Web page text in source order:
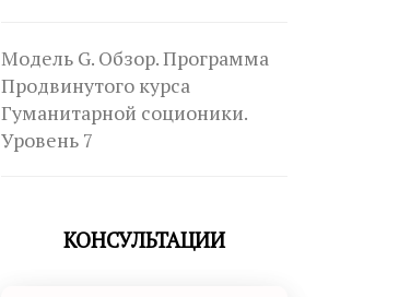
Модель G. Обзор. Программа
Продвинутого курса
Гуманитарной соционики.
Уровень 7
КОНСУЛЬТАЦИИ